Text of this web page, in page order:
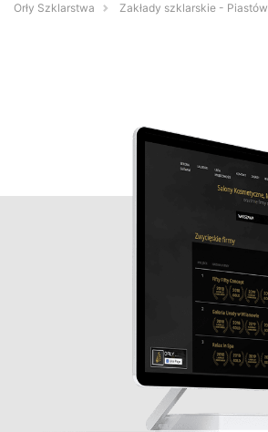
Orły Szklarstwa Zakłady szklarskie - Piastów